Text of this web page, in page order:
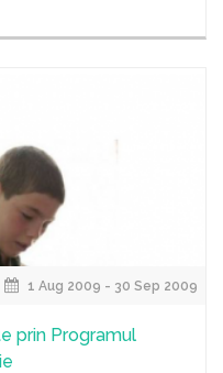
1 Aug 2009 - 30 Sep 2009
prin Programul